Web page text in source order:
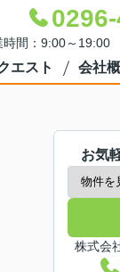
時間：9:00～19:00
エスト 会社
お気
株式会